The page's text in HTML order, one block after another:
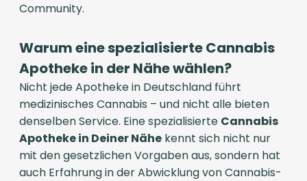
Community.
Warum eine spezialisierte Cannabis
Apotheke in der Nähe wählen?
Nicht jede Apotheke in Deutschland führt
medizinisches Cannabis – und nicht alle bieten
denselben Service. Eine spezialisierte Cannabis
Apotheke in Deiner Nähe kennt sich nicht nur
mit den gesetzlichen Vorgaben aus, sondern hat
auch Erfahrung in der Abwicklung von Cannabis-